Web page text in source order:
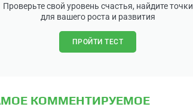
Проверьте свой уровень счастья, найдите точки
для вашего роста и развития
ПРОЙТИ ТЕСТ
КОММЕНТИРУЕМОЕ